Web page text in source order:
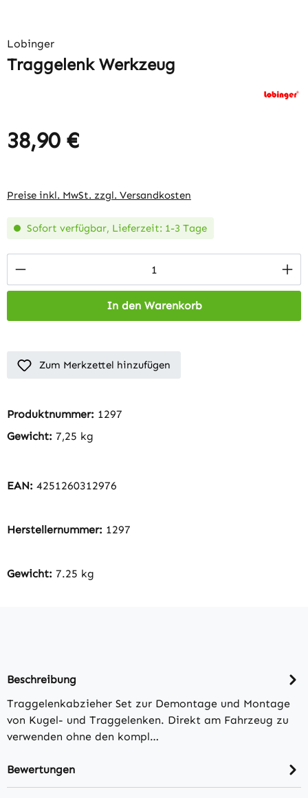
Lobinger
Traggelenk Werkzeug
Regulärer Preis:
38,90 €
Preise inkl. MwSt. zzgl. Versandkosten
Sofort verfügbar, Lieferzeit: 1-3 Tage
Produkt Anzahl: Gib den gewünschten
In den Warenkorb
Zum Merkzettel hinzufügen
Produktnummer: 1297
Gewicht: 7,25 kg
EAN: 4251260312976
Herstellernummer: 1297
Gewicht: 7.25 kg
Beschreibung
Traggelenkabzieher Set zur Demontage und Montage
von Kugel- und Traggelenken. Direkt am Fahrzeug zu
verwenden ohne den kompl…
Bewertungen